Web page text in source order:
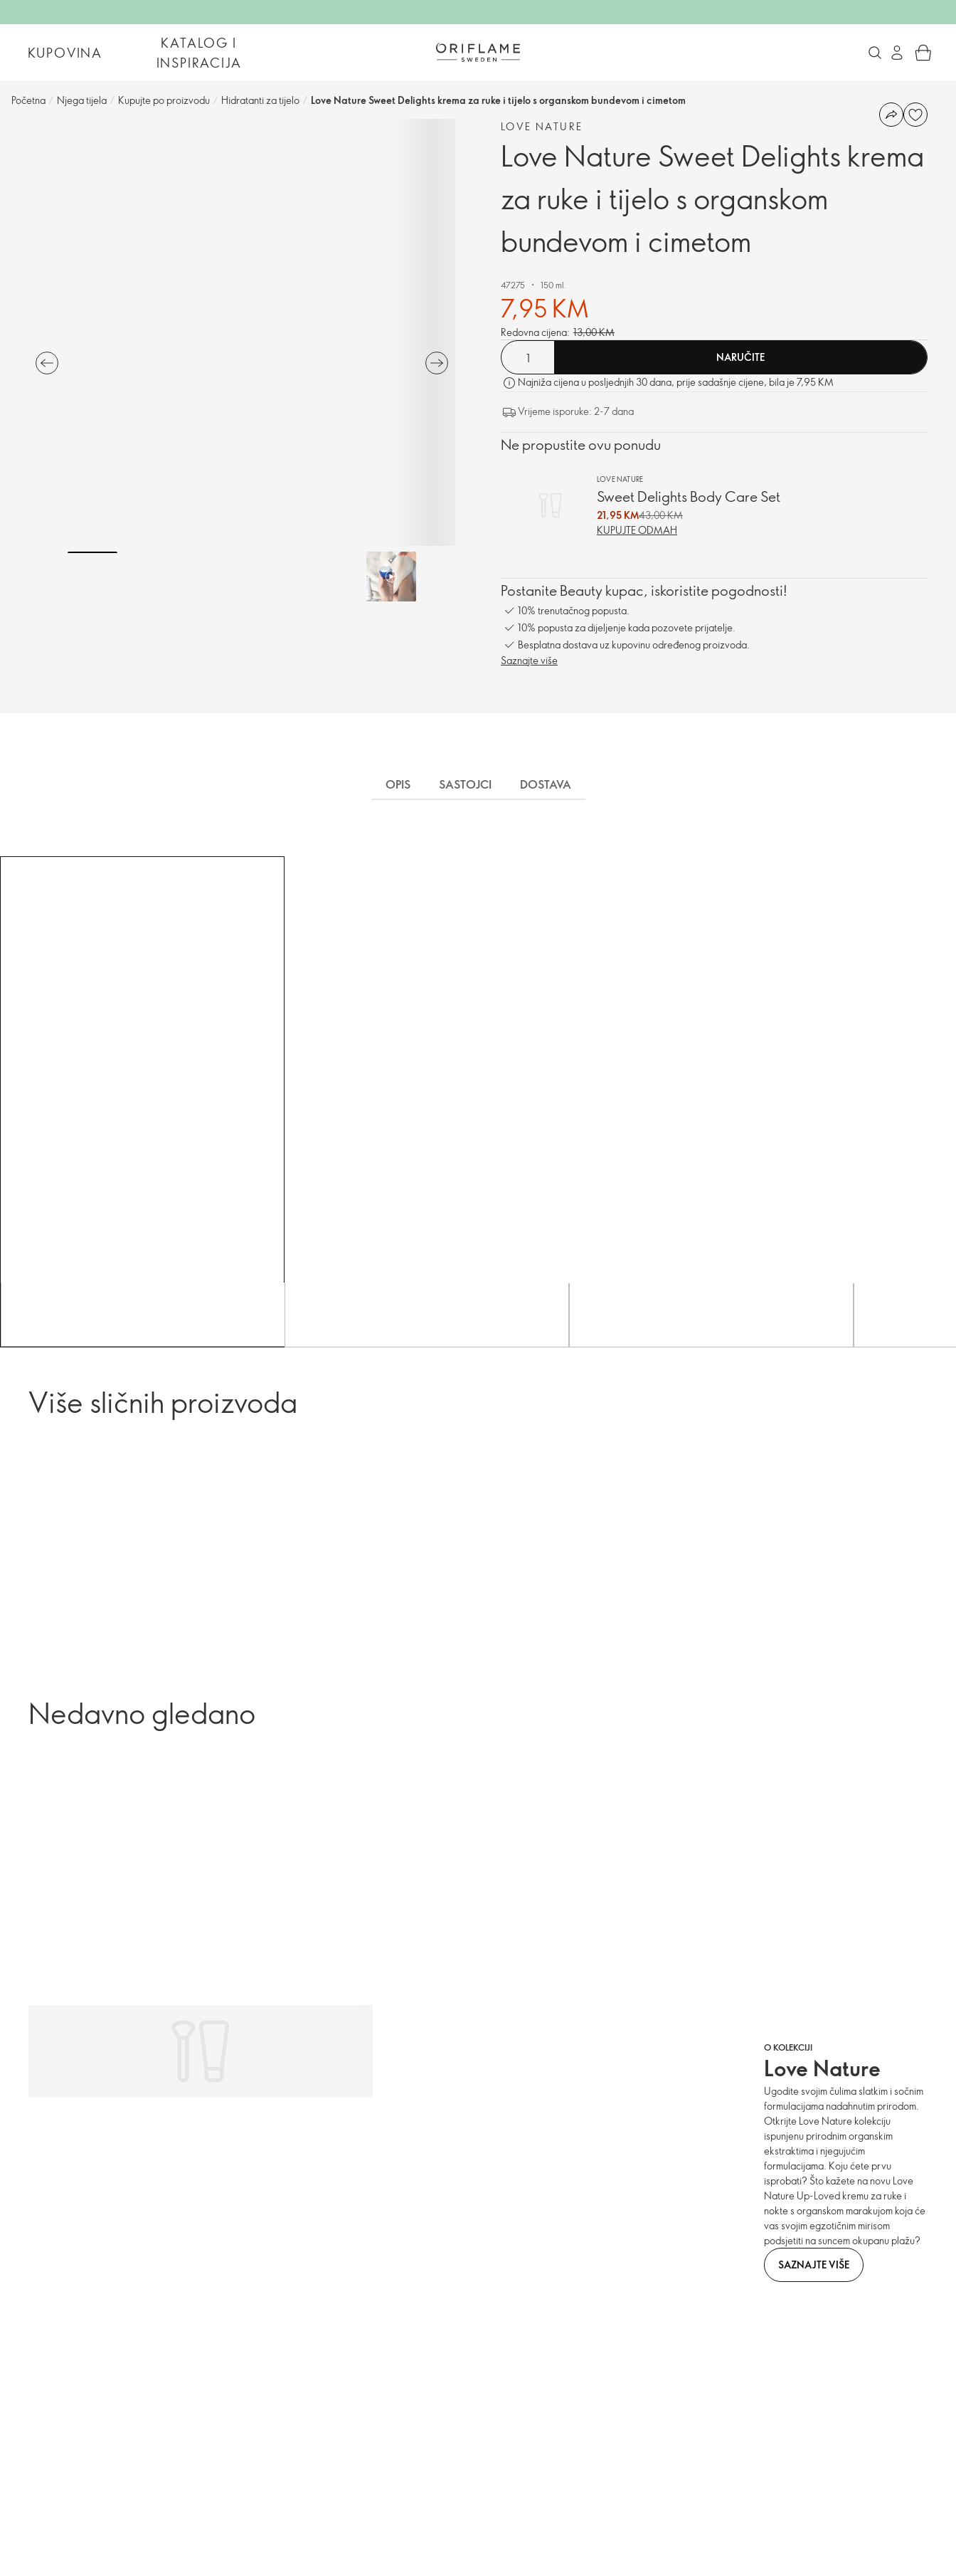
KUPOVINA
KATALOG I
INSPIRACIJA
Početna / Njega tijela / Kupujte po proizvodu / Hidratanti za tijelo / Love Nature Sweet Delights krema za ruke i tijelo s organskom bundevom i cimetom
LOVE NATURE
Love Nature Sweet Delights krema
za ruke i tijelo s organskom
bundevom i cimetom
47275 150 ml.
7,95 KM
Redovna cijena: 13,00 KM
NARUČITE
Najniža cijena u posljednjih 30 dana, prije sadašnje cijene, bila je 7,95 KM
Vrijeme isporuke: 2-7 dana
Ne propustite ovu ponudu
LOVE NATURE
Sweet Delights Body Care Set
21,95 KM43,00 KM
KUPUJTE ODMAH
Postanite Beauty kupac, iskoristite pogodnosti!
10% trenutačnog popusta.
10% popusta za dijeljenje kada pozovete prijatelje.
Besplatna dostava uz kupovinu određenog proizvoda.
Saznajte više
OPIS SASTOJCI DOSTAVA
Više sličnih proizvoda
Nedavno gledano
O KOLEKCIJI
Love Nature
Ugodite svojim čulima slatkim i sočnim
formulacijama nadahnutim prirodom.
Otkrijte Love Nature kolekciju
ispunjenu prirodnim organskim
ekstraktima i njegujućim
formulacijama. Koju ćete prvu
isprobati? Što kažete na novu Love
Nature Up-Loved kremu za ruke i
nokte s organskom marakujom koja će
vas svojim egzotičnim mirisom
podsjetiti na suncem okupanu plažu?
SAZNAJTE VIŠE